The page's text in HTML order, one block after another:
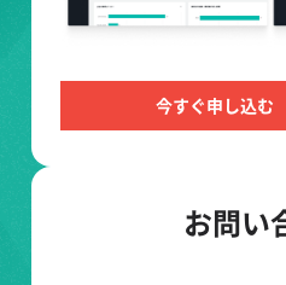
今すぐ申し込む
お問い